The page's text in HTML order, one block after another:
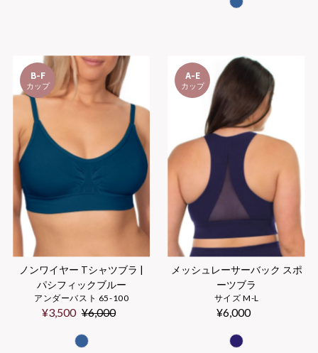
B-F
カップ
ノンワイヤー Tシャツブラ |
パシフィックブルー
アンダーバスト 65-100
Sale
¥3,500 Regular
¥6,000
A-E
カップ
メッシュレーサーバック スポ
ーツブラ
サイズ M-L
Regular
¥6,000